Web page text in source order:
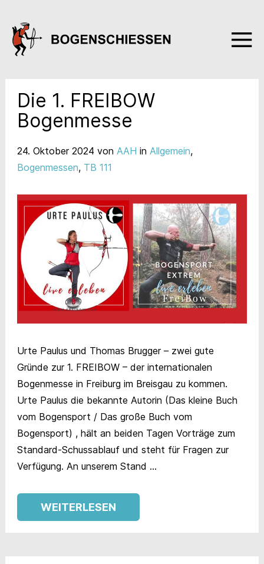
Die 1. FREIBOW
Bogenmesse
24. Oktober 2024 von AAH in Allgemein,
Bogenmessen, TB 111
Urte Paulus und Thomas Brugger – zwei gute
Gründe zur 1. FREIBOW – der internationalen
Bogenmesse in Freiburg im Breisgau zu kommen.
Urte Paulus die bekannte Autorin (Das kleine Buch
vom Bogensport / Das große Buch vom
Bogensport) , hält an beiden Tagen Vorträge zum
Standard-Schussablauf und steht für Fragen zur
Verfügung. An unserem Stand …
WEITERLESEN